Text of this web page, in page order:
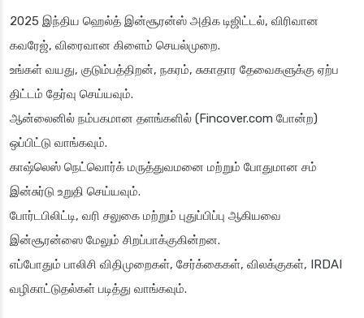
2025 இந்திய ஹெல்த் இன்சூரன்ஸ் அதிக டிஜிட்டல், விரிவான
கவரேஜ், விரைவான கிளைம் செயல்முறை.
உங்கள் வயது, குடும்பத்திறன், நகரம், சுகாதார தேவைகளுக்கு ஏற்ப
திட்டம் தேர்வு செய்யவும்.
ஆன்லைனில் நம்பகமான தளங்களில் (Fincover.com போன்ற)
ஒப்பிட்டு வாங்கவும்.
காஷ்லெஸ் நெட்வொர்க் மருத்துவமனை மற்றும் போதுமான சம்
இன்சுர்டு உறுதி செய்யவும்.
போர்டபிலிட்டி, வரி சலுகை மற்றும் புதுப்பிப்பு ஆகியவை
இன்சூரன்ஸை மேலும் சிறப்பாக்குகின்றன.
எப்போதும் பாலிசி விதிமுறைகள், சேர்க்கைகள், விலக்குகள், IRDAI
வழிகாட்டுதல்கள் படித்து வாங்கவும்.